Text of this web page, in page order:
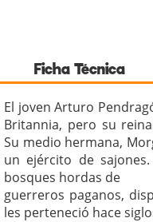
Ficha Técnica
El joven Arturo
Britannia, pero su
Su medio hermana,
un ejército de
bosques hordas de
guerreros paganos,
les perteneció hace